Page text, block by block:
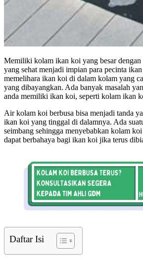
Memiliki kolam ikan koi yang besar
yang sehat menjadi impian para pecinta
memelihara ikan koi di dalam kolam yang
yang dibayangkan. Ada banyak masalah
anda memiliki ikan koi, seperti kolam ikan
Air kolam koi berbusa bisa menjadi tanda
ikan koi yang tinggal di dalamnya. Ada
seimbang sehingga menyebabkan kolam
dapat berbahaya bagi ikan koi jika terus
Daftar Isi